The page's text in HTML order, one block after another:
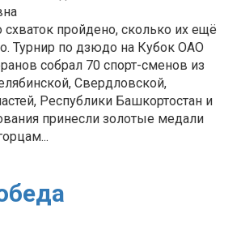
пройдено, сколько их ещё
Турнир по дзюдо на Кубок ОАО
собрал 70 спорт-сменов из
Свердловской,
Республики Башкортостан и
принесли золотые медали